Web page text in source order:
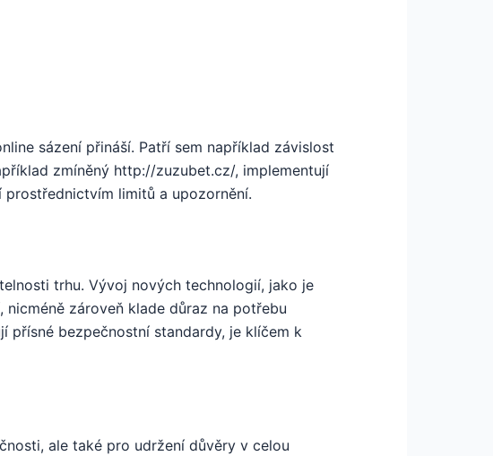
sázení přináší. Patří sem například závislost
zmíněný http://zuzubet.cz/, implementují
limitů a upozornění.
trhu. Vývoj nových technologií, jako je
zároveň klade důraz na potřebu
přísné bezpečnostní standardy, je klíčem k
ale také pro udržení důvěry v celou